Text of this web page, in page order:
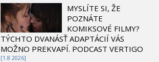
MYSLÍTE SI, ŽE
POZNÁTE
KOMIKSOVÉ FILMY?
TÝCHTO DVANÁSŤ ADAPTÁCIÍ VÁS
MOŽNO PREKVAPÍ. PODCAST VERTIGO
[1.8 2026]